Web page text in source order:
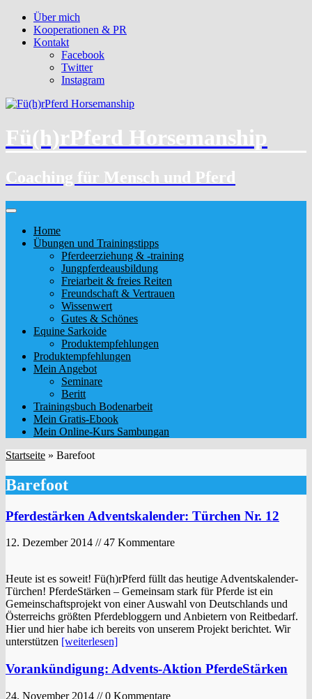
Über mich
Kooperationen & PR
Kontakt
Facebook
Twitter
Instagram
Fü(h)rPferd Horsemanship
Coaching für Mensch und Pferd
Home
Übungen und Trainingstipps
Pferdeerziehung & -training
Jungpferdeausbildung
Freiarbeit & freies Reiten
Freundschaft & Vertrauen
Wissenwert
Gutes & Schönes
Equine Sarkoide
Produktempfehlungen
Produktempfehlungen
Mein Angebot
Seminare
Beritt
Trainingsbuch Bodenarbeit
Mein Gratis-Ebook
Mein Online-Kurs Sambungan
Startseite » Barefoot
Barefoot
Pferdestärken Adventskalender: Türchen Nr. 12
12. Dezember 2014 // 47 Kommentare
Heute ist es soweit! Fü(h)rPferd füllt das heutige Adventskalender-
Türchen! PferdeStärken – Gemeinsam stark für Pferde ist ein
Gemeinschaftsprojekt von einer Auswahl von Deutschlands und
Österreichs größten Pferdebloggern und Anbietern von Reitbedarf.
Hier und hier habe ich bereits von unserem Projekt berichtet. Wir
unterstützen [weiterlesen]
Vorankündigung: Advents-Aktion PferdeStärken
24. November 2014 // 0 Kommentare